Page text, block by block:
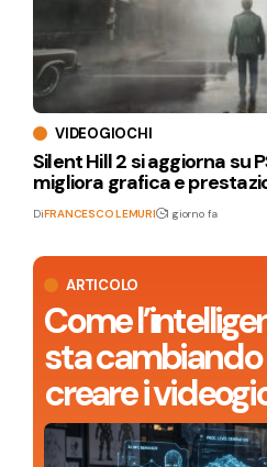
ARTICOLO
Come
sta
creare i
VIDEOGIOCHI
Silent Hill 2 si aggiorna su
migliora grafica e
DiFRANCESCO LEMURI 1 giorno fa